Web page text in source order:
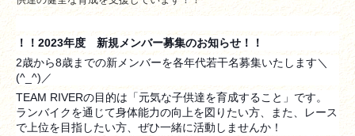
！！2023年度 新規メンバー募集のお知らせ！！
2歳から8歳までの新メンバーを各年代若干名募集いたします＼
(^_^)／
TEAM RIVERの目的は「元気な子供達を育成すること」です。
ランバイクを通じて身体能力の向上を図りたい方、また、レース
で上位を目指したい方、ぜひ一緒に活動しませんか！